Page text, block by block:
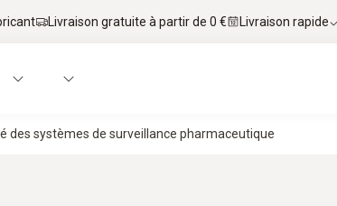
Livraison gratuite à partir de 0 € Livraison rapide
des systèmes de surveillance pharmaceutique